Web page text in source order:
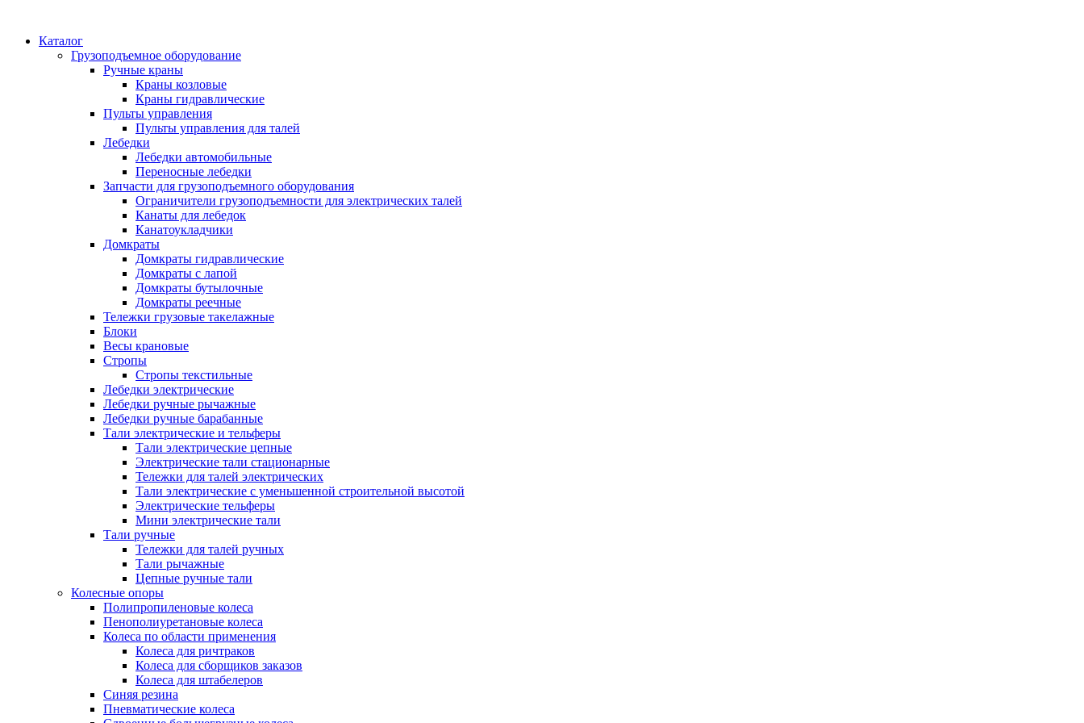
Каталог
Грузоподъемное оборудование
Ручные краны
Краны козловые
Краны гидравлические
Пульты управления
Пульты управления для талей
Лебедки
Лебедки автомобильные
Переносные лебедки
Запчасти для грузоподъемного оборудования
Ограничители грузоподъемности для электрических талей
Канаты для лебедок
Канатоукладчики
Домкраты
Домкраты гидравлические
Домкраты с лапой
Домкраты бутылочные
Домкраты реечные
Тележки грузовые такелажные
Блоки
Весы крановые
Стропы
Стропы текстильные
Лебедки электрические
Лебедки ручные рычажные
Лебедки ручные барабанные
Тали электрические и тельферы
Тали электрические цепные
Электрические тали стационарные
Тележки для талей электрических
Тали электрические с уменьшенной строительной высотой
Электрические тельферы
Мини электрические тали
Тали ручные
Тележки для талей ручных
Тали рычажные
Цепные ручные тали
Колесные опоры
Полипропиленовые колеса
Пенополиуретановые колеса
Колеса по области применения
Колеса для ричтраков
Колеса для сборщиков заказов
Колеса для штабелеров
Синяя резина
Пневматические колеса